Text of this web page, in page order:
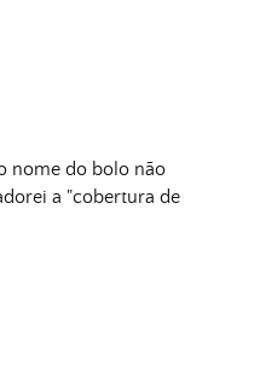
nome do bolo não
a "cobertura de